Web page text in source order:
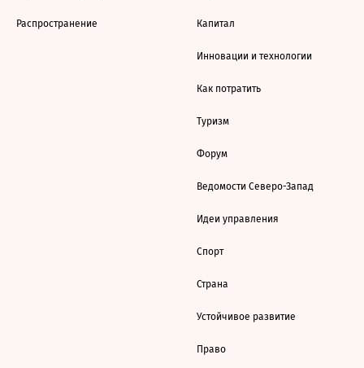
Распространение Капитал
Инновации и технологии
Как потратить
Туризм
Форум
Ведомости Северо-Запад
Идеи управления
Спорт
Страна
Устойчивое развитие
Право